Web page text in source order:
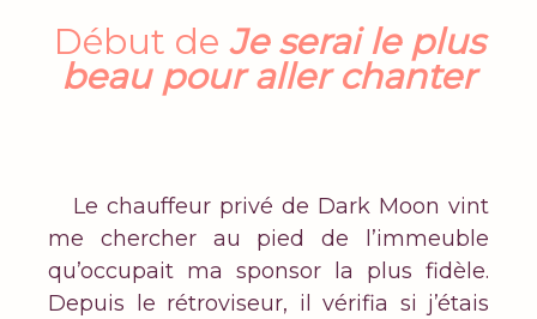
Début de Je serai le plus
beau pour aller chanter
Le chauffeur privé de Dark Moon vint
me chercher au pied de l’immeuble
qu’occupait ma sponsor la plus fidèle.
Depuis le rétroviseur, il vérifia si j’étais